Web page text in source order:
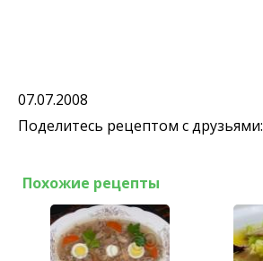
07.07.2008
Поделитесь рецептом с друзьями:
Похожие рецепты